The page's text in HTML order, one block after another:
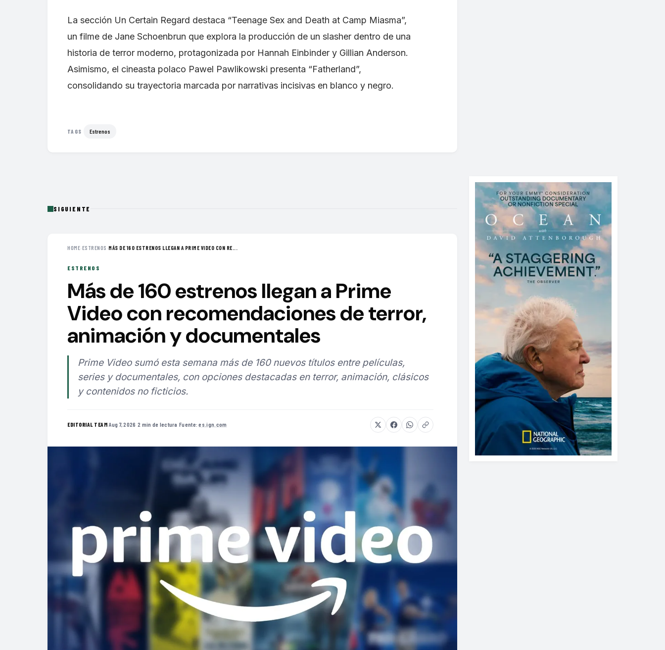
La sección Un Certain Regard destaca “Teenage Sex and Death at Camp Miasma”,
un filme de Jane Schoenbrun que explora la producción de un slasher dentro de una
historia de terror moderno, protagonizada por Hannah Einbinder y Gillian Anderson.
Asimismo, el cineasta polaco Pawel Pawlikowski presenta “Fatherland”,
consolidando su trayectoria marcada por narrativas incisivas en blanco y negro.
TAGS Estrenos
SIGUIENTE
HOME›ESTRENOS ›MÁS DE 160 ESTRENOS LLEGAN A PRIME VIDEO CON RE...
ESTRENOS
Más de 160 estrenos llegan a Prime
Video con recomendaciones de terror,
animación y documentales
Prime Video sumó esta semana más de 160 nuevos títulos entre películas,
series y documentales, con opciones destacadas en terror, animación, clásicos
y contenidos no ficticios.
EDITORIAL TEAM·Aug 7, 2026 ·2 min de lectura ·Fuente:es.ign.com